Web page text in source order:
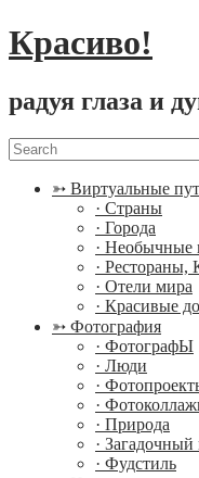
Красиво!
радуя глаза и
Menu
Search
for:
➳ Виртуальные
· Страны
· Города
· Необычные
·
· Отели мира
· Красивые
➳ Фотография
· ФотографЫ
· Люди
·
·
· Природа
·
· Фудстиль